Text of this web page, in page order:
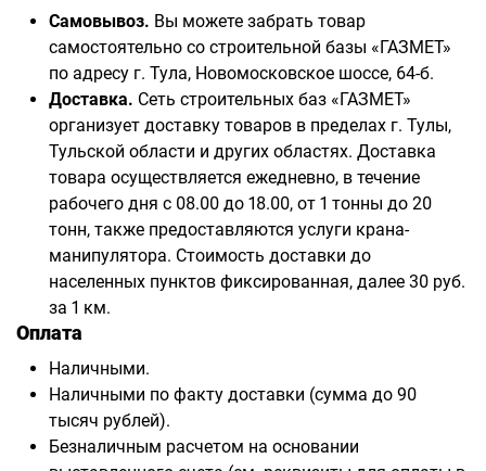
Самовывоз. Вы можете забрать товар
самостоятельно со строительной базы «ГАЗМЕТ»
по адресу г. Тула, Новомосковское шоссе, 64-б.
Доставка. Сеть строительных баз «ГАЗМЕТ»
организует доставку товаров в пределах г. Тулы,
Тульской области и других областях. Доставка
товара осуществляется ежедневно, в течение
рабочего дня с 08.00 до 18.00, от 1 тонны до 20
тонн, также предоставляются услуги крана-
манипулятора. Стоимость доставки до
населенных пунктов фиксированная, далее 30 руб.
за 1 км.
Оплата
Наличными.
Наличными по факту доставки (сумма до 90
тысяч рублей).
Безналичным расчетом на основании